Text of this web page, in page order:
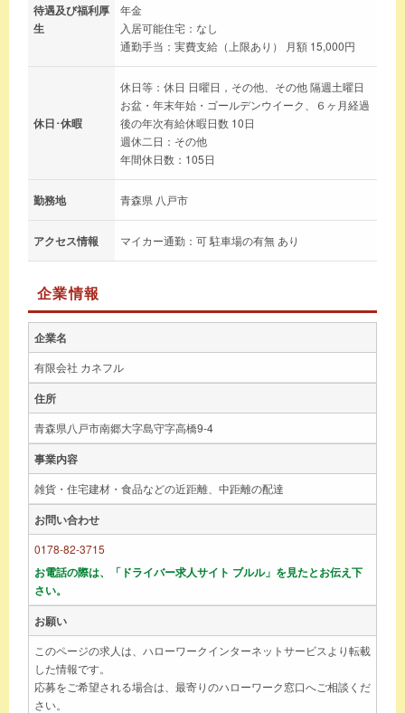
待遇及び福利厚
生
年金
入居可能住宅：なし
通勤手当：実費支給（上限あり） 月額 15,000円
休日･休暇
休日等：休日 日曜日，その他、その他 隔週土曜日
お盆・年末年始・ゴールデンウイーク、６ヶ月経過
後の年次有給休暇日数 10日
週休二日：その他
年間休日数：105日
勤務地 青森県 八戸市
アクセス情報 マイカー通勤：可 駐車場の有無 あり
企業情報
企業名
有限会社 カネフル
住所
青森県八戸市南郷大字島守字高橋9-4
事業内容
雑貨・住宅建材・食品などの近距離、中距離の配達
お問い合わせ
0178-82-3715
お電話の際は、「ドライバー求人サイト ブルル」を見たとお伝え下
さい。
お願い
このページの求人は、ハローワークインターネットサービスより転載
した情報です。
応募をご希望される場合は、最寄りのハローワーク窓口へご相談くだ
さい。